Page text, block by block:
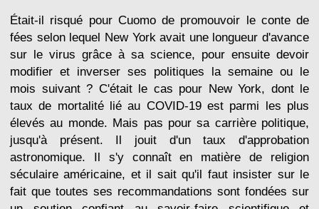
Était-il risqué pour Cuomo de promouvoir le conte de
fées selon lequel New York avait une longueur d'avance
sur le virus grâce à sa science, pour ensuite devoir
modifier et inverser ses politiques la semaine ou le
mois suivant ? C'était le cas pour New York, dont le
taux de mortalité lié au COVID-19 est parmi les plus
élevés au monde. Mais pas pour sa carrière politique,
jusqu'à présent. Il jouit d'un taux d'approbation
astronomique. Il s'y connaît en matière de religion
séculaire américaine, et il sait qu'il faut insister sur le
fait que toutes ses recommandations sont fondées sur